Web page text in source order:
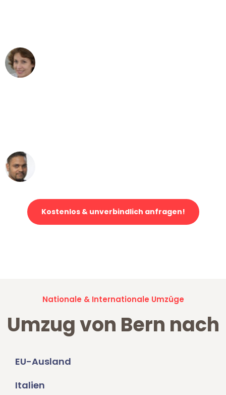
Kostenlos & unverbindlich anfragen!
Nationale & Internationale Umzüge
Umzug von Bern nach
EU-Ausland
Italien